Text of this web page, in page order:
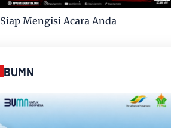
Siap Mengisi Acara Anda
BUMN